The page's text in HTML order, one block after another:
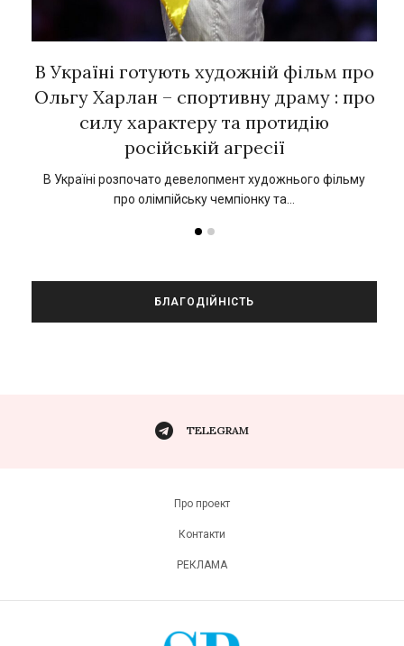
В Україні готують художній фільм про
Ольгу Харлан – спортивну драму : про
силу характеру та протидію
російській агресії
В Україні розпочато девелопмент художнього фільму
про олімпійську чемпіонку та…
БЛАГОДІЙНІСТЬ
TELEGRAM
Про проект
Контакти
РЕКЛАМА